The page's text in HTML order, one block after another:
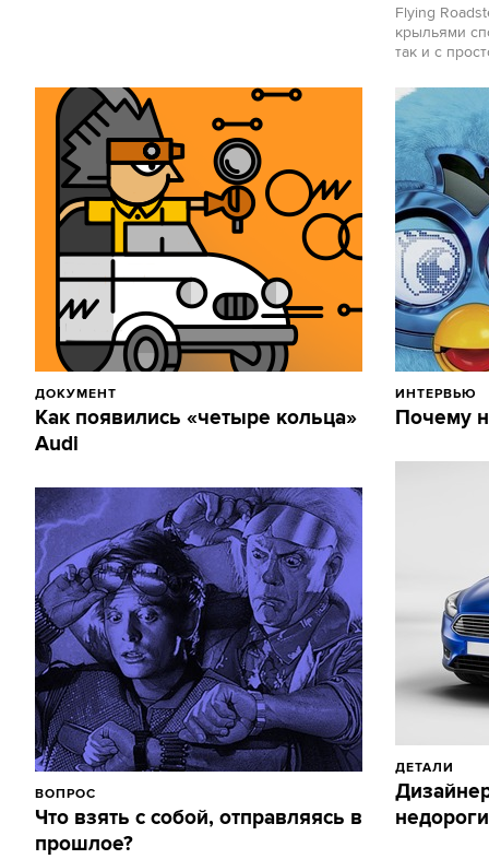
Flying
крыльями
так и с
ДОКУМЕНТ
Как появились «четыре кольца»
Audi
ВОПРОС
Что взять с собой, отправляясь в
прошлое?
ИНТЕРВЬЮ
Почему
ДЕТАЛИ